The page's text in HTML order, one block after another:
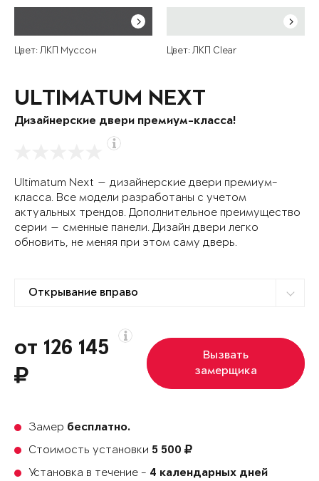
Цвет: ЛКП Муссон Цвет: ЛКП Clear
ULTIMATUM NEXT
Дизайнерские двери премиум-класса!
Ultimatum Next — дизайнерские двери премиум-
класса. Все модели разработаны с учетом
актуальных трендов. Дополнительное преимущество
серии — сменные панели. Дизайн двери легко
обновить, не меняя при этом саму дверь.
от 126 145
Вызвать
замерщика
Замер бесплатно.
Стоимость установки 5 500
Установка в течение - 4 календарных дней